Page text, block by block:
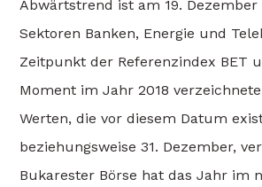
Abwärtstrend ist am 19.
Sektoren Banken, Energie und
Zeitpunkt der Referenzindex BET
Moment im Jahr 2018
Werten, die vor diesem Datum
beziehungsweise 31. Dezember,
Bukarester Börse hat das Jahr im